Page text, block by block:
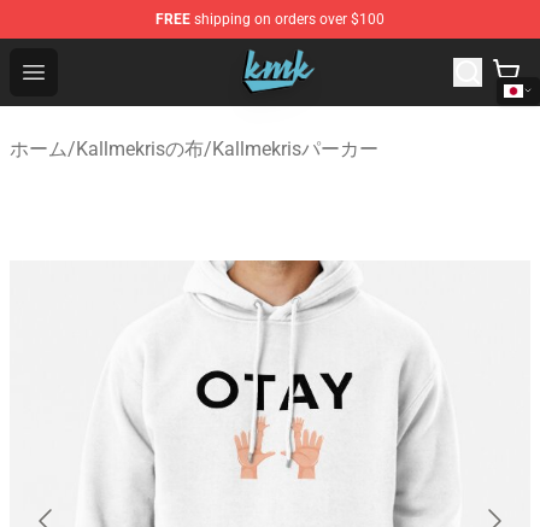
FREE shipping on orders over $100
Open menu
KallMeKris Store - Official KallMeKris Merchandise Shop
ホーム/Kallmekrisの布/Kallmekrisパーカー